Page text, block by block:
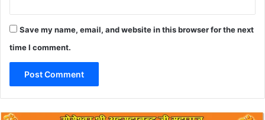
Save my name, email, and website in this browser for the next
time I comment.